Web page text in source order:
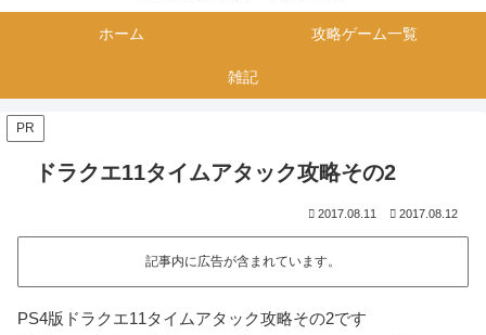
ホーム 攻略ゲーム一覧
雑記
PR
ドラクエ11タイムアタック攻略その2
2017.08.11 2017.08.12
記事内に広告が含まれています。
PS4版ドラクエ11タイムアタック攻略その2です